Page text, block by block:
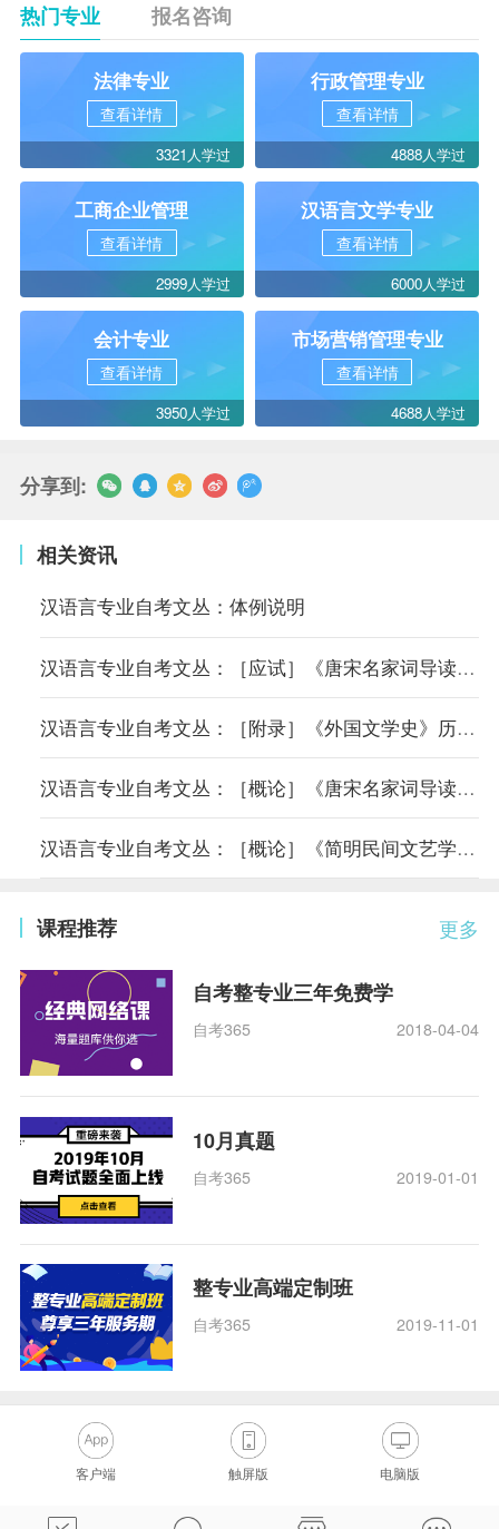
热门专业 报名咨询
法律专业
查看详情
3321人学过
行政管理专业
查看详情
4888人学过
工商企业管理
查看详情
2999人学过
汉语言文学专业
查看详情
6000人学过
会计专业
查看详情
3950人学过
市场营销管理专业
查看详情
4688人学过
分享到:
相关资讯
汉语言专业自考文丛：体例说明
汉语言专业自考文丛：［应试］《唐宋名家词导读》备考综览
汉语言专业自考文丛：［附录］《外国文学史》历届真题及答案
汉语言专业自考文丛：［概论］《唐宋名家词导读》课程分析
汉语言专业自考文丛：［概论］《简明民间文艺学教程》课程分析
更多
课程推荐
自考整专业三年免费学
自考365 2018-04-04
10月真题
自考365 2019-01-01
整专业高端定制班
自考365 2019-11-01
客户端 触屏版 电脑版